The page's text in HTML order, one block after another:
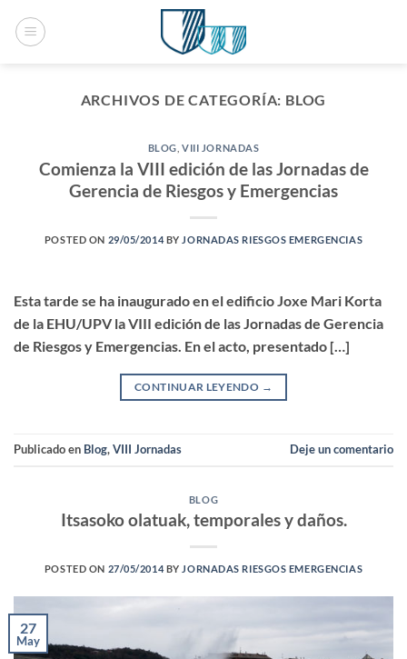
ARCHIVOS DE CATEGORÍA: BLOG
BLOG ,VIII JORNADAS
Comienza la VIII edición de las Jornadas de
Gerencia de Riesgos y Emergencias
POSTED ON 29/05/2014 BY JORNADAS RIESGOS EMERGENCIAS
Esta tarde se ha inaugurado en el edificio Joxe Mari Korta
de la EHU/UPV la VIII edición de las Jornadas de Gerencia
de Riesgos y Emergencias. En el acto, presentado […]
CONTINUAR LEYENDO →
Publicado en Blog,VIII Jornadas Deje un comentario
BLOG
Itsasoko olatuak, temporales y daños.
POSTED ON 27/05/2014 BY JORNADAS RIESGOS EMERGENCIAS
27
May